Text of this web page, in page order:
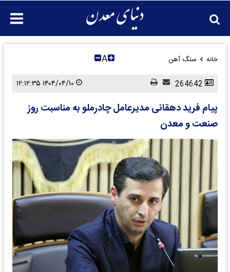
خانه سنگ آهن A
پیام فرید دهقانی مدیرعامل چادرملو به مناسبت روز
صنعت و معدن